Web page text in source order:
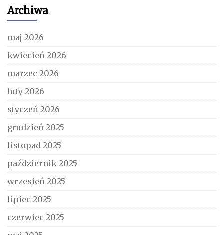
Archiwa
maj 2026
kwiecień 2026
marzec 2026
luty 2026
styczeń 2026
grudzień 2025
listopad 2025
październik 2025
wrzesień 2025
lipiec 2025
czerwiec 2025